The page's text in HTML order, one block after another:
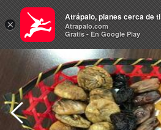
Hoteles
×
Atrápalo, planes cerca de ti
Atrapalo.com
Gratis - En Google Play